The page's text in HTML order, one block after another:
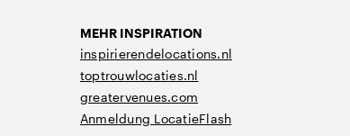
MEHR INSPIRATION
inspirierendelocations.nl
toptrouwlocaties.nl
greatervenues.com
Anmeldung LocatieFlash